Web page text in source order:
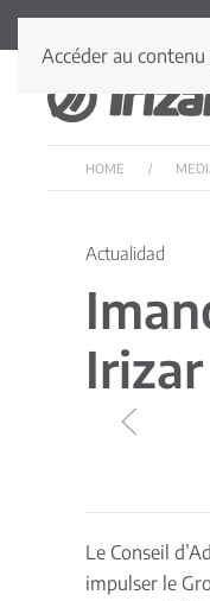
Accéder au contenu
HOME
Actualidad
Irizar
Le Conseil
impulser le